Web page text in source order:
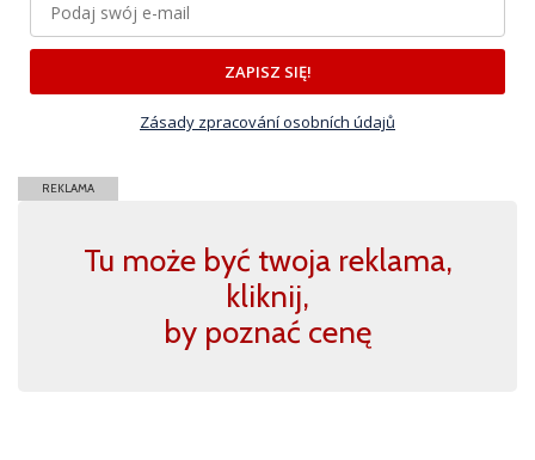
ZAPISZ SIĘ!
Zásady zpracování osobních údajů
REKLAMA
Tu może być twoja reklama,
kliknij,
by poznać cenę